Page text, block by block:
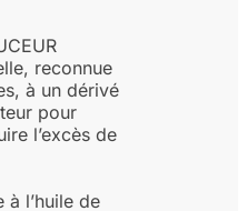
reconnue
à un dérivé
pour
l’excès de
à l’huile de